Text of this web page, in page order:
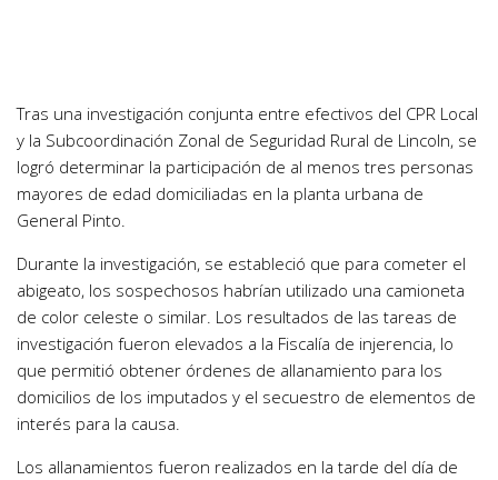
Tras una investigación conjunta entre efectivos del CPR Local
y la Subcoordinación Zonal de Seguridad Rural de Lincoln, se
logró determinar la participación de al menos tres personas
mayores de edad domiciliadas en la planta urbana de
General Pinto.
Durante la investigación, se estableció que para cometer el
abigeato, los sospechosos habrían utilizado una camioneta
de color celeste o similar. Los resultados de las tareas de
investigación fueron elevados a la Fiscalía de injerencia, lo
que permitió obtener órdenes de allanamiento para los
domicilios de los imputados y el secuestro de elementos de
interés para la causa.
Los allanamientos fueron realizados en la tarde del día de